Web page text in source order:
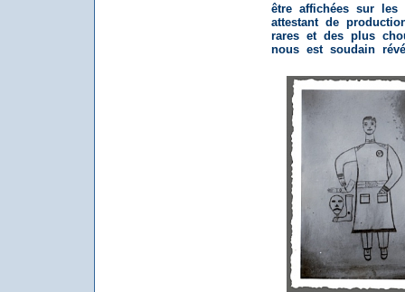
être affichées sur les
attestant de
rares et des plus
nous est soudain